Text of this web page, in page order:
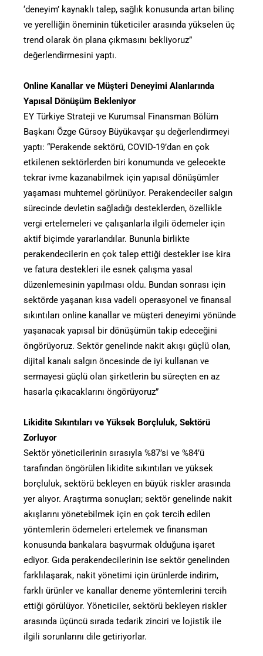
‘deneyim’ kaynaklı talep, sağlık konusunda artan bilinç
ve yerelliğin öneminin tüketiciler arasında yükselen üç
trend olarak ön plana çıkmasını bekliyoruz”
değerlendirmesini yaptı.
Online Kanallar ve Müşteri Deneyimi Alanlarında
Yapısal Dönüşüm Bekleniyor
EY Türkiye Strateji ve Kurumsal Finansman Bölüm
Başkanı Özge Gürsoy Büyükavşar şu değerlendirmeyi
yaptı: “Perakende sektörü, COVID-19’dan en çok
etkilenen sektörlerden biri konumunda ve gelecekte
tekrar ivme kazanabilmek için yapısal dönüşümler
yaşaması muhtemel görünüyor. Perakendeciler salgın
sürecinde devletin sağladığı desteklerden, özellikle
vergi ertelemeleri ve çalışanlarla ilgili ödemeler için
aktif biçimde yararlandılar. Bununla birlikte
perakendecilerin en çok talep ettiği destekler ise kira
ve fatura destekleri ile esnek çalışma yasal
düzenlemesinin yapılması oldu. Bundan sonrası için
sektörde yaşanan kısa vadeli operasyonel ve finansal
sıkıntıları online kanallar ve müşteri deneyimi yönünde
yaşanacak yapısal bir dönüşümün takip edeceğini
öngörüyoruz. Sektör genelinde nakit akışı güçlü olan,
dijital kanalı salgın öncesinde de iyi kullanan ve
sermayesi güçlü olan şirketlerin bu süreçten en az
hasarla çıkacaklarını öngörüyoruz”
Likidite Sıkıntıları ve Yüksek Borçluluk, Sektörü
Zorluyor
Sektör yöneticilerinin sırasıyla %87’si ve %84’ü
tarafından öngörülen likidite sıkıntıları ve yüksek
borçluluk, sektörü bekleyen en büyük riskler arasında
yer alıyor. Araştırma sonuçları; sektör genelinde nakit
akışlarını yönetebilmek için en çok tercih edilen
yöntemlerin ödemeleri ertelemek ve finansman
konusunda bankalara başvurmak olduğuna işaret
ediyor. Gıda perakendecilerinin ise sektör genelinden
farklılaşarak, nakit yönetimi için ürünlerde indirim,
farklı ürünler ve kanallar deneme yöntemlerini tercih
ettiği görülüyor. Yöneticiler, sektörü bekleyen riskler
arasında üçüncü sırada tedarik zinciri ve lojistik ile
ilgili sorunlarını dile getiriyorlar.